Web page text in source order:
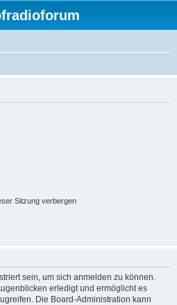
Sitzung verbergen
sein, um sich anmelden zu können.
erledigt und ermöglicht es
Die Board-Administration kann